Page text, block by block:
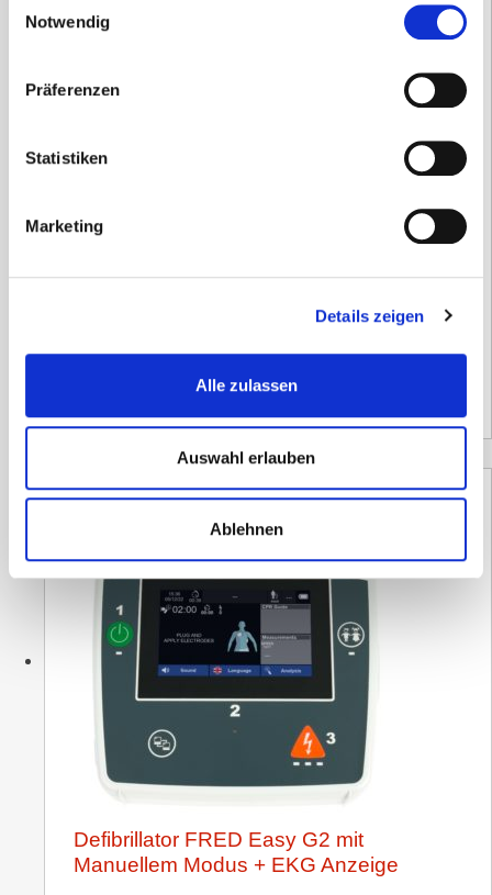
Notwendig
Präferenzen
Statistiken
Marketing
Details zeigen
Alle zulassen
Auswahl erlauben
Ablehnen
2.606,10€
(Netto)
Defibrillator FRED Easy G2 mit
Manuellem Modus + EKG Anzeige